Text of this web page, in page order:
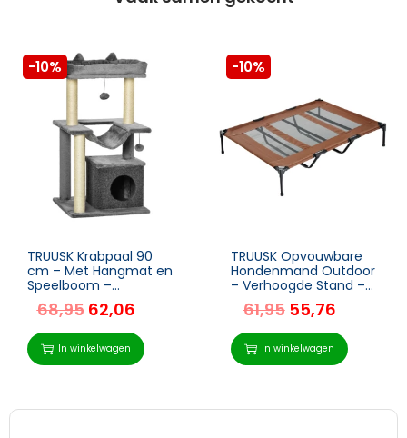
-10%
TRUUSK Krabpaal 90
cm – Met Hangmat en
Speelboom –
Kattengrot en
Platforms – Klimboom
– Activiteit voor Katten
– Grijs
68,95 62,06
In winkelwagen
-10%
TRUUSK Opvouwbare
Hondenmand Outdoor
– Verhoogde Stand –
122cm x 92cm x 23cm
– Koffie Bruin + Zwart –
Voor Honden tot 10 kg
61,95 55,76
In winkelwagen